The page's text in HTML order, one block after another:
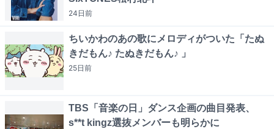
24日前
ちいかわのあの歌にメロディがついた「たぬ
きだもん♪ たぬきだもん♪ 」
25日前
TBS「音楽の日」ダンス企画の曲目発表、
s**t kingz選抜メンバーも明らかに